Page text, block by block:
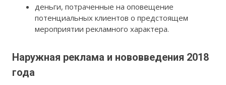
деньги, потраченные на оповещение
потенциальных клиентов о предстоящем
мероприятии рекламного характера.
Наружная реклама и нововведения 2018
года